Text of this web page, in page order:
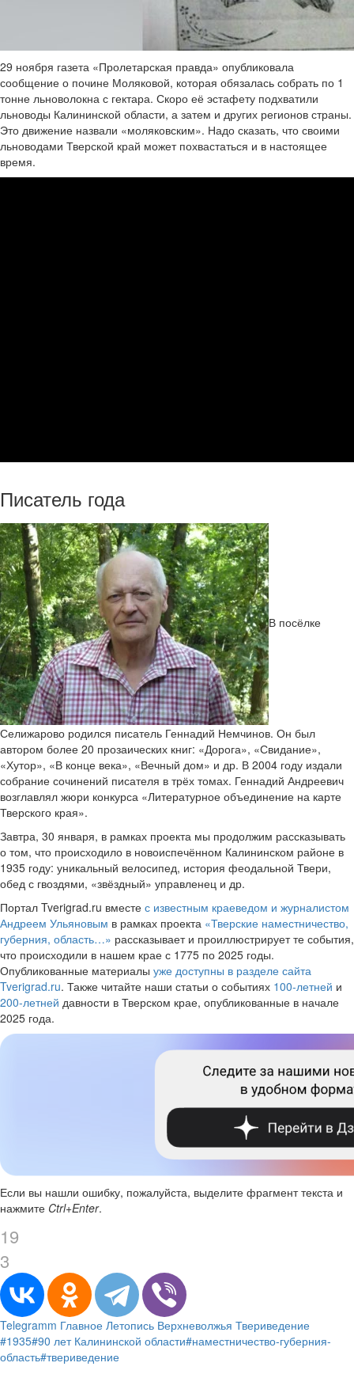
29 ноября газета «Пролетарская правда» опубликовала
сообщение о почине Моляковой, которая обязалась собрать по 1
тонне льноволокна с гектара. Скоро её эстафету подхватили
льноводы Калининской области, а затем и других регионов страны.
Это движение назвали «моляковским». Надо сказать, что своими
льноводами Тверской край может похвастаться и в настоящее
время.
Писатель года
В посёлке
Селижарово родился писатель Геннадий Немчинов. Он был
автором более 20 прозаических книг: «Дорога», «Свидание»,
«Хутор», «В конце века», «Вечный дом» и др. В 2004 году издали
собрание сочинений писателя в трёх томах. Геннадий Андреевич
возглавлял жюри конкурса «Литературное объединение на карте
Тверского края».
Завтра, 30 января, в рамках проекта мы продолжим рассказывать
о том, что происходило в новоиспечённом Калининском районе в
1935 году: уникальный велосипед, история феодальной Твери,
обед с гвоздями, «звёздный» управленец и др.
Портал Tverigrad.ru вместе с известным краеведом и журналистом
Андреем Ульяновым в рамках проекта «Тверские наместничество,
губерния, область…» рассказывает и проиллюстрирует те события,
что происходили в нашем крае с 1775 по 2025 годы.
Опубликованные материалы уже доступны в разделе сайта
Tverigrad.ru. Также читайте наши статьи о событиях 100-летней и
200-летней давности в Тверском крае, опубликованные в начале
2025 года.
Если вы нашли ошибку, пожалуйста, выделите фрагмент текста и
нажмите Ctrl+Enter.
19
3
Telegramm Главное Летопись Верхневолжья Твериведение
#1935#90 лет Калининской области#наместничество-губерния-
область#твериведение